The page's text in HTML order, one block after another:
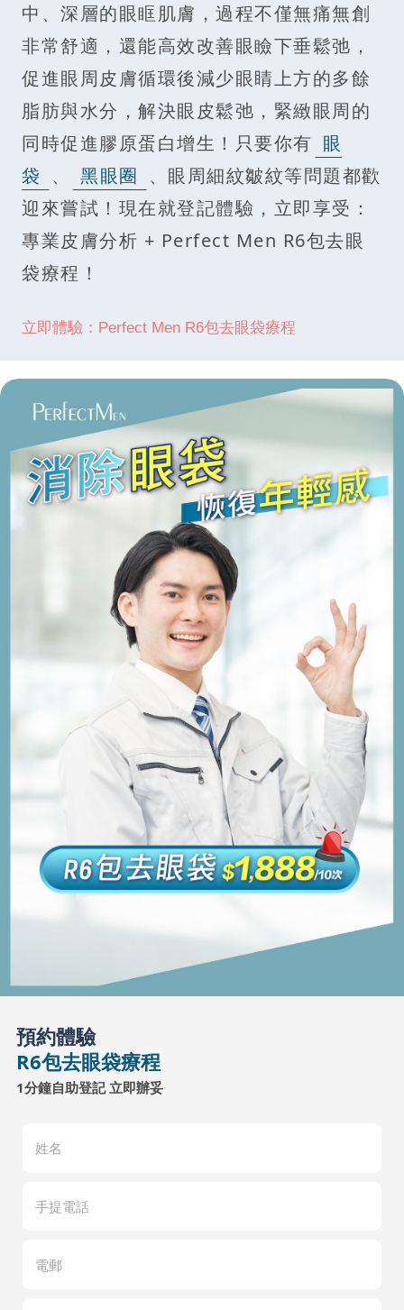
中、深層的眼眶肌膚，過程不僅無痛無創
非常舒適，還能高效改善眼瞼下垂鬆弛，
促進眼周皮膚循環後減少眼睛上方的多餘
脂肪與水分，解決眼皮鬆弛，緊緻眼周的
同時促進膠原蛋白增生！只要你有 眼
袋 、 黑眼圈 、眼周細紋皺紋等問題都歡
迎來嘗試！現在就登記體驗，立即享受：
專業皮膚分析 + Perfect Men R6包去眼
袋療程！
立即體驗：Perfect Men R6包去眼袋療程
預約體驗
R6包去眼袋療程
1分鐘自助登記 立即辦妥